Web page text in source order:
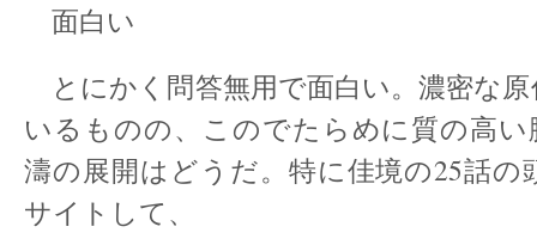
面白い
とにかく問答無用で面白い。濃密な
いるものの、このでたらめに質の高い
濤の展開はどうだ。特に佳境の25話の
サイトして、